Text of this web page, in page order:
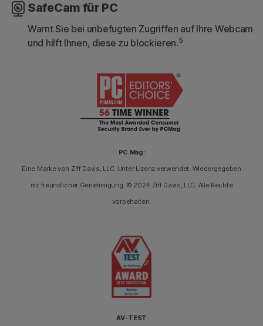
SafeCam für PC
Warnt Sie bei unbefugten Zugriffen auf Ihre Webcam
und hilft Ihnen, diese zu blockieren.5
PC Mag:
Eine Marke von Ziff Davis, LLC. Unter Lizenz verwendet. Wiedergegeben
mit freundlicher Genehmigung. © 2024 Ziff Davis, LLC. Alle Rechte
vorbehalten.
AV-TEST